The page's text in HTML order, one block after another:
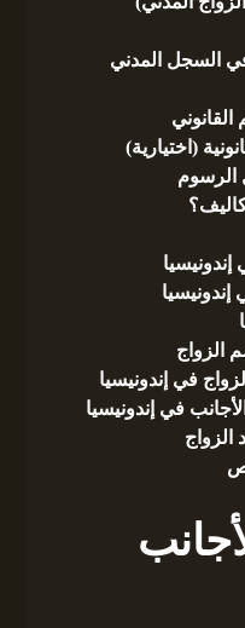
السجل المدني
الرسوم
إندونيسيا
الزواج
في إندونيسيا
في إندونيسيا
الزواج